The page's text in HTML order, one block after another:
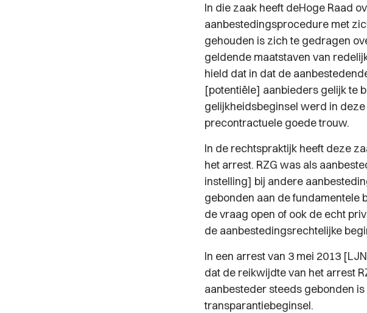
In die zaak heeft deHoge Raad
aanbestedingsprocedure met
gehouden is zich te gedragen
geldende maatstaven van
hield dat in dat de
[potentiële] aanbieders gelijk te
gelijkheidsbeginsel werd in
precontractuele goede trouw.
In de rechtspraktijk heeft deze
het arrest. RZG was als
instelling] bij andere
gebonden aan de fundamentele
de vraag open of ook de echt
de aanbestedingsrechtelijke
In een arrest van 3 mei 2013
dat de reikwijdte van het arrest
aanbesteder steeds gebonden
transparantiebeginsel.